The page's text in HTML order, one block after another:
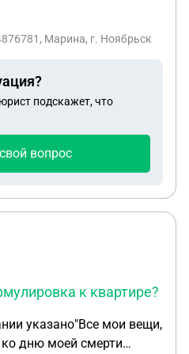
Я знаю, что
3НДФЛ при продаже
Марина, г. Ноябрьск
подскажет, что
вопрос
к квартире?
дню моей смерти